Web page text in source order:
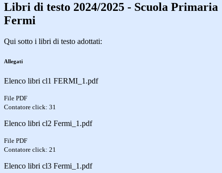
Libri di testo 2024/2025 - Scuola Primaria
Fermi
Qui sotto i libri di testo adottati:
Allegati
Elenco libri cl1 FERMI_1.pdf
File PDF
Contatore click: 31
Elenco libri cl2 Fermi_1.pdf
File PDF
Contatore click: 21
Elenco libri cl3 Fermi_1.pdf